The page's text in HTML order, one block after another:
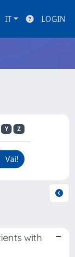
IT LOGIN
Y Z
with